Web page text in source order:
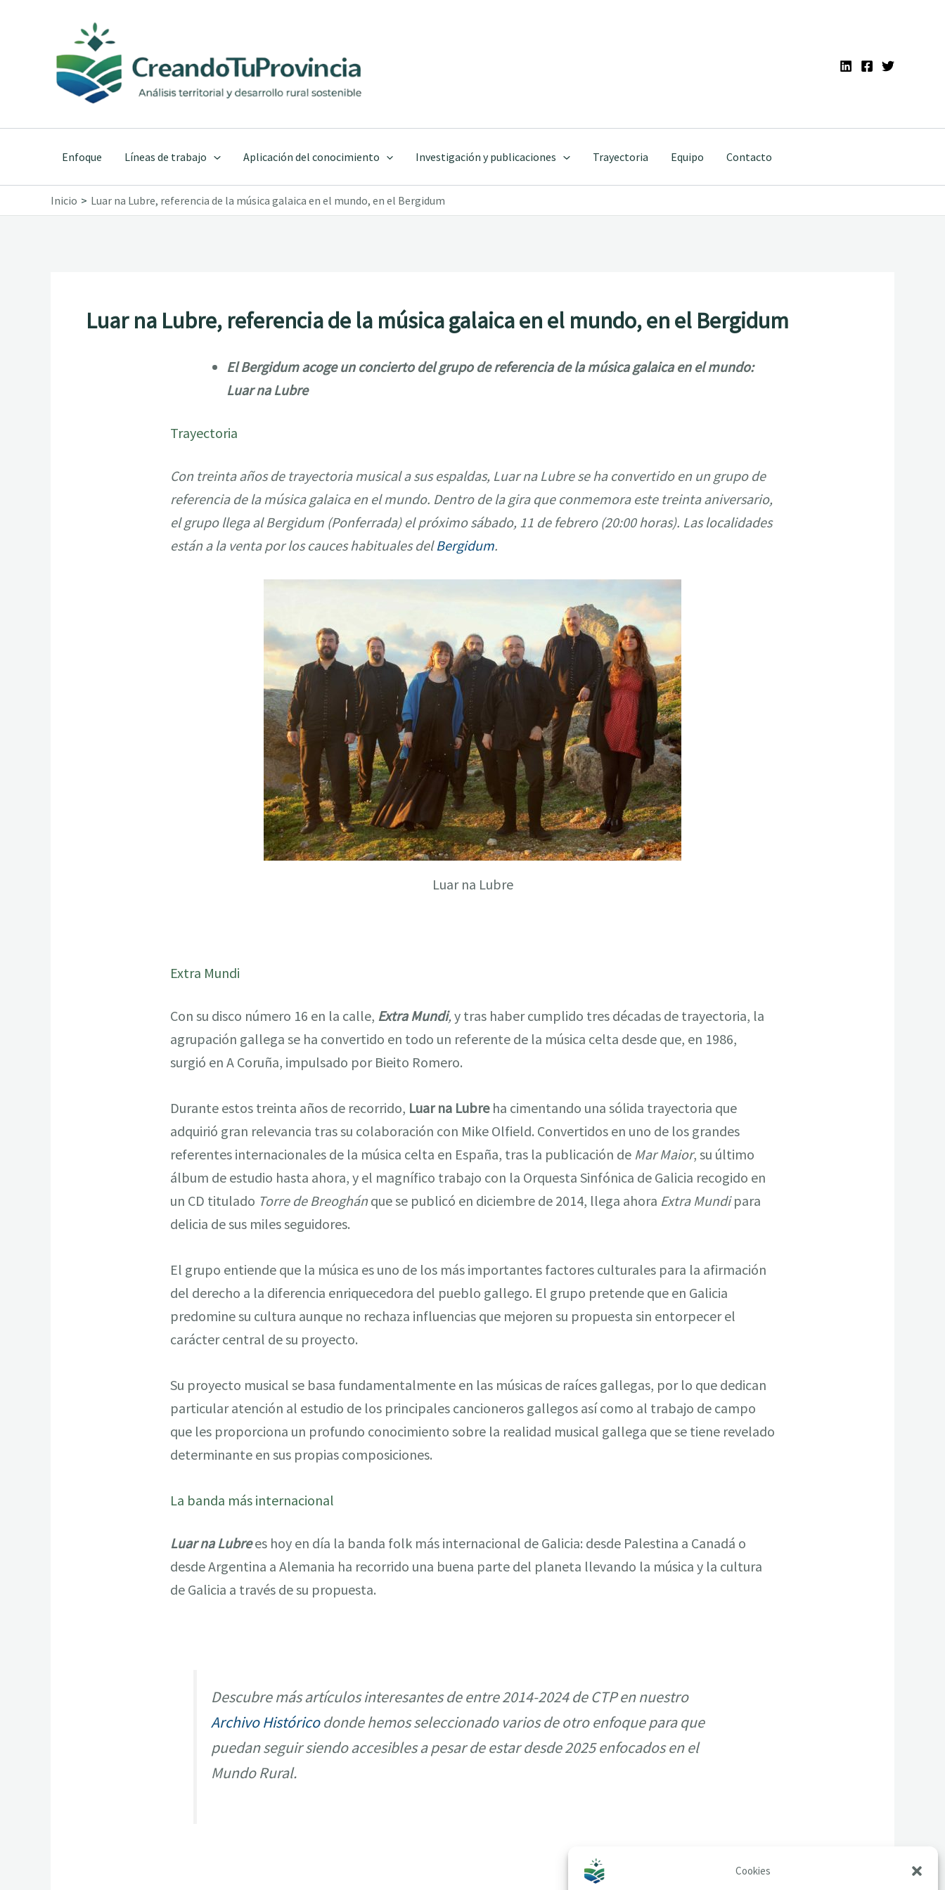
Cookies
contenido
Enfoque Líneas de trabajo Aplicación del conocimiento Investigación y publicaciones Trayectoria Equipo Contacto
Inicio Luar na Lubre, referencia de la música galaica en el mundo, en el Bergidum
Luar na Lubre, referencia de la música galaica en el mundo, en el Bergidum
El Bergidum acoge un concierto del grupo de referencia de la música galaica en el mundo:
Luar na Lubre
Trayectoria
Con treinta años de trayectoria musical a sus espaldas, Luar na Lubre se ha convertido en un grupo de
referencia de la música galaica en el mundo. Dentro de la gira que conmemora este treinta aniversario,
el grupo llega al Bergidum (Ponferrada) el próximo sábado, 11 de febrero (20:00 horas). Las localidades
están a la venta por los cauces habituales delBergidum.
Luar na Lubre
Extra Mundi
Con su disco número 16 en la calle, Extra Mundi, y tras haber cumplido tres décadas de trayectoria, la
agrupación gallega se ha convertido en todo un referente de la música celta desde que, en 1986,
surgió en A Coruña, impulsado por Bieito Romero.
Durante estos treinta años de recorrido, Luar na Lubreha cimentando una sólida trayectoria que
adquirió gran relevancia tras su colaboración con Mike Olfield. Convertidos en uno de los grandes
referentes internacionales de la música celta en España, tras la publicación de Mar Maior, su último
álbum de estudio hasta ahora, y el magnífico trabajo con la Orquesta Sinfónica de Galicia recogido en
un CD titulado Torre de Breoghán que se publicó en diciembre de 2014, llega ahora Extra Mundipara
delicia de sus miles seguidores.
El grupo entiende que la música es uno de los más importantes factores culturales para la afirmación
del derecho a la diferencia enriquecedora del pueblo gallego. El grupo pretende que en Galicia
predomine su cultura aunque no rechaza influencias que mejoren su propuesta sin entorpecer el
carácter central de su proyecto.
Su proyecto musical se basa fundamentalmente en las músicas de raíces gallegas, por lo que dedican
particular atención al estudio de los principales cancioneros gallegos así como al trabajo de campo
que les proporciona un profundo conocimiento sobre la realidad musical gallega que se tiene revelado
determinante en sus propias composiciones.
La banda más internacional
Luar na Lubre es hoy en día la banda folk más internacional de Galicia: desde Palestina a Canadá o
desde Argentina a Alemania ha recorrido una buena parte del planeta llevando la música y la cultura
de Galicia a través de su propuesta.
Descubre más artículos interesantes de entre 2014-2024 de CTP en nuestro
Archivo Históricodonde hemos seleccionado varios de otro enfoque para que
puedan seguir siendo accesibles a pesar de estar desde 2025 enfocados en el
Mundo Rural.